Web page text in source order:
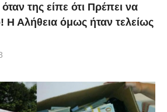
της είπε ότι Πρέπει να
Η Αλήθεια όμως ήταν τελείως